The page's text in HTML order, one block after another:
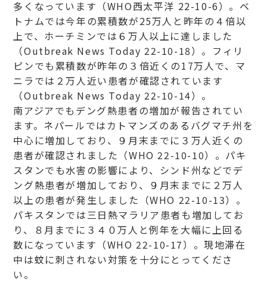
多くなっています（WHO西太平洋 22-10-6）。ベ
トナムでは今年の累積数が25万人と昨年の４倍以
上で、ホーチミンでは６万人以上に達しました
（Outbreak News Today 22-10-18）。フィリ
ピンでも累積数が昨年の３倍近くの17万人で、マ
ニラでは２万人近い患者が確認されています
（Outbreak News Today 22-10-14）。
南アジアでもデング熱患者の増加が報告されてい
ます。ネパールではカトマンズのあるバグマチ州を
中心に増加しており、９月末までに３万人近くの
患者が確認されました（WHO 22-10-10）。パキ
スタンでも水害の影響により、シンド州などでデ
ング熱患者が増加しており、９月末までに２万人
以上の患者が発生しました（WHO 22-10-13）。
パキスタンでは三日熱マラリア患者も増加してお
り、８月までに３４０万人と例年を大幅に上回る
数になっています（WHO 22-10-17）。現地滞在
中は蚊に刺されない対策を十分にとってくださ
い。